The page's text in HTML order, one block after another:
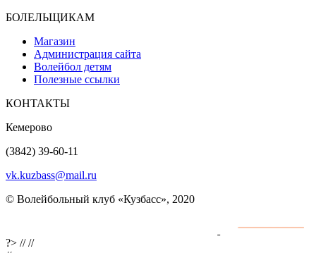
БОЛЕЛЬЩИКАМ
Магазин
Администрация сайта
Волейбол детям
Полезные ссылки
КОНТАКТЫ
Кемерово
(3842) 39-60-11
vk.kuzbass@mail.ru
© Волейбольный клуб «Кузбасс», 2020
?> ////